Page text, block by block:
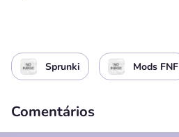
Sprunki Mods FNF
Comentários